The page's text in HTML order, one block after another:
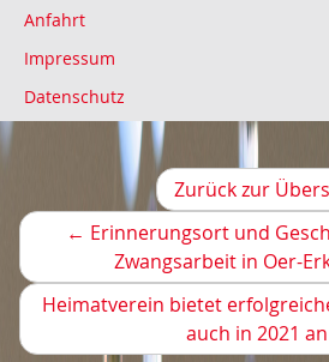
Anfahrt
Impressum
Datenschutz
← Erinnerungsort und
Zwangsarbeit in Oer-
Zurück zur
Heimatverein bietet
auch in 2021 an